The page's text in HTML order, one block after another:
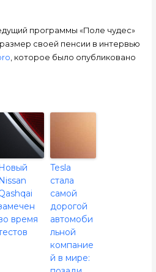
программы «Поле чудес»
своей пенсии в интервью
, которое было опубликовано
Новый
Nissan
время
Tesla
стала
самой
дорогой
автомоби
льной
компание
й в мире: